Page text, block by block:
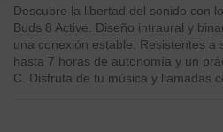
Descubre la libertad del sonido con
Buds 8 Active. Diseño intraural y
una conexión estable. Resistentes a
hasta 7 horas de autonomía y un
C. Disfruta de tu música y llamadas